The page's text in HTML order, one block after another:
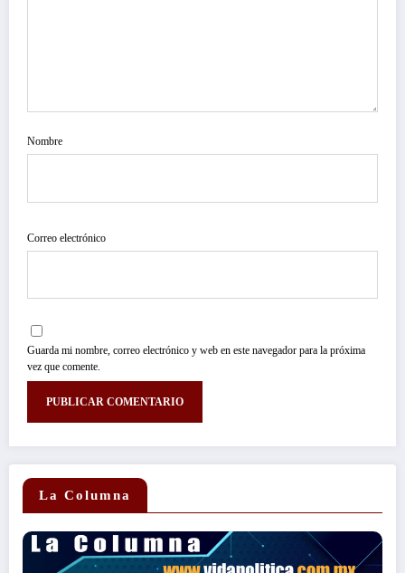
Nombre
Correo electrónico
Guarda mi nombre, correo electrónico y web en este navegador para la próxima
vez que comente.
La Columna